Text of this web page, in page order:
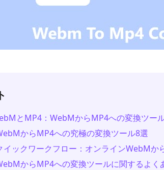
とMP4：WebMからMP4への変換ツー
からMP4への究極の変換ツール8選
イックワークフロー：オンラインWebM
からMP4への変換ツールに関するよく